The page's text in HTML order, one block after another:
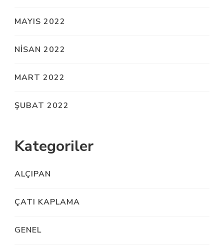
MAYIS 2022
NISAN 2022
MART 2022
ŞUBAT 2022
Kategoriler
ALÇIPAN
ÇATI KAPLAMA
GENEL